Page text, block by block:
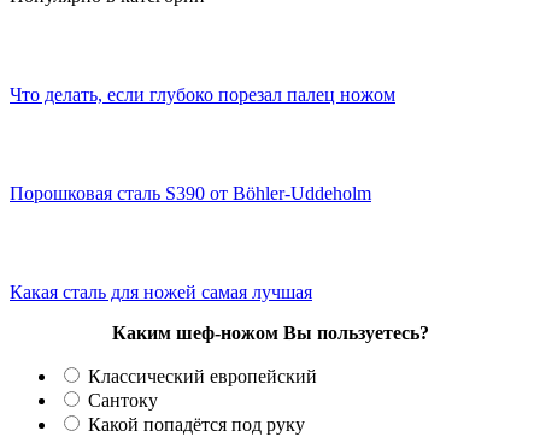
Что делать, если глубоко порезал палец ножом
Порошковая сталь S390 от Böhler-Uddeholm
Какая сталь для ножей самая лучшая
Каким шеф-ножом Вы пользуетесь?
Классический европейский
Сантоку
Какой попадётся под руку